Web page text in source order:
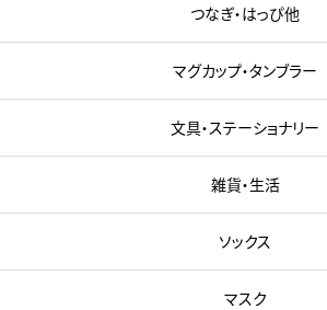
つなぎ・はっぴ他
マグカップ・タンブラー
文具・ステーショナリー
雑貨・生活
ソックス
マスク